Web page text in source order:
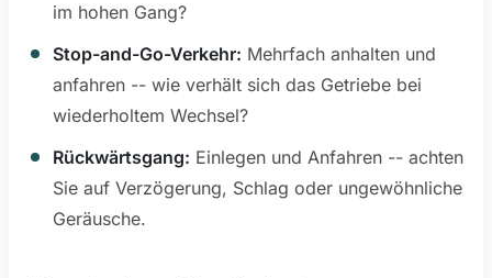
im hohen Gang?
Stop-and-Go-Verkehr: Mehrfach anhalten und
anfahren -- wie verhält sich das Getriebe bei
wiederholtem Wechsel?
Rückwärtsgang: Einlegen und Anfahren -- achten
Sie auf Verzögerung, Schlag oder ungewöhnliche
Geräusche.